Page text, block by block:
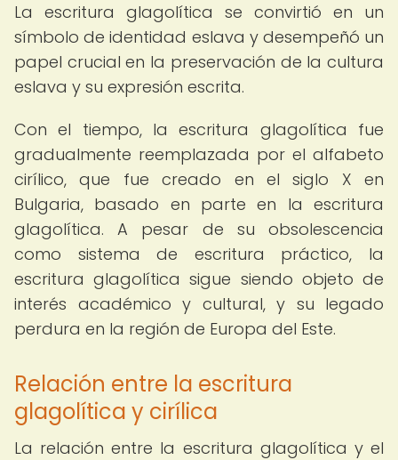
La escritura glagolítica se convirtió en un
símbolo de identidad eslava y desempeñó un
papel crucial en la preservación de la cultura
eslava y su expresión escrita.
Con el tiempo, la escritura glagolítica fue
gradualmente reemplazada por el alfabeto
cirílico, que fue creado en el siglo X en
Bulgaria, basado en parte en la escritura
glagolítica. A pesar de su obsolescencia
como sistema de escritura práctico, la
escritura glagolítica sigue siendo objeto de
interés académico y cultural, y su legado
perdura en la región de Europa del Este.
Relación entre la escritura
glagolítica y cirílica
La relación entre la escritura glagolítica y el